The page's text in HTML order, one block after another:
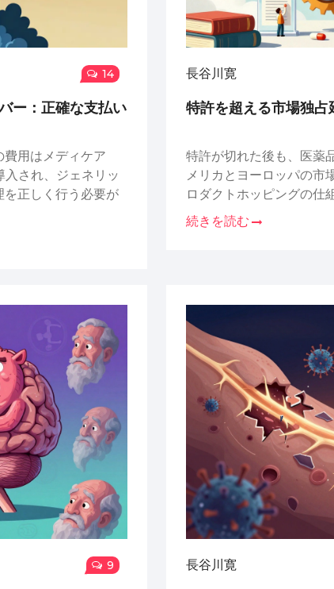
14
ー：正確な支払い
用はメディケア
され、ジェネリッ
を正しく行う必要が
長谷川寛
特許を超える市場独
特許が切れた後も、医薬
メリカとヨーロッパの市
ロダクトホッピングの仕
続きを読む
9 長谷川寛